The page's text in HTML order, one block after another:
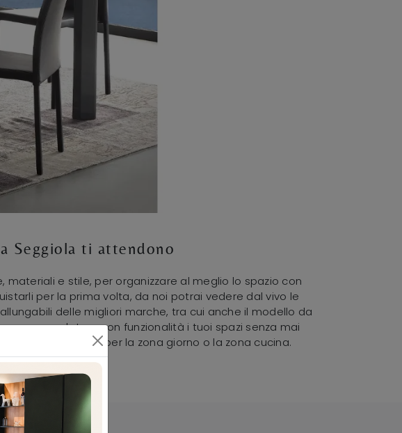
Seggiola ti attendono
e stile, per organizzare al meglio lo spazio con
per la prima volta, da noi potrai vedere dal vivo le
delle migliori marche, tra cui anche il modello da
per completare con funzionalità i tuoi spazi senza mai
cui hai bisogno per la zona giorno o la zona cucina.